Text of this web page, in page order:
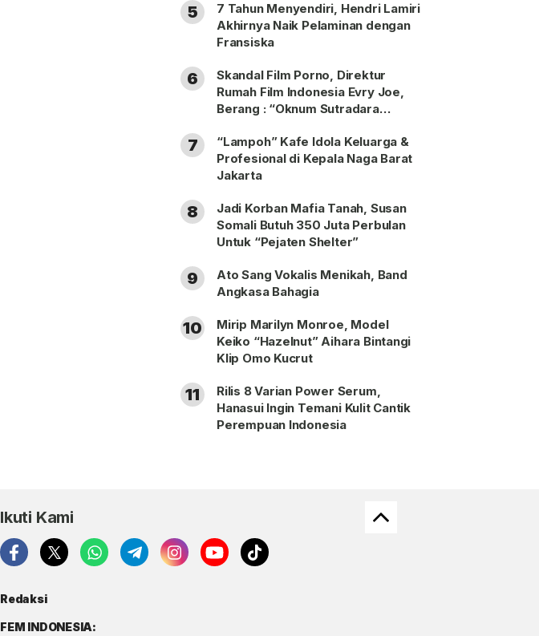
5
7 Tahun Menyendiri, Hendri Lamiri
Akhirnya Naik Pelaminan dengan
Fransiska
6
Skandal Film Porno, Direktur
Rumah Film Indonesia Evry Joe,
Berang : “Oknum Sutradara
7
“Lampoh” Kafe Idola Keluarga &
Profesional di Kepala Naga Barat
Jakarta
8
Jadi Korban Mafia Tanah, Susan
Somali Butuh 350 Juta Perbulan
Untuk “Pejaten Shelter”
9
Ato Sang Vokalis Menikah, Band
Angkasa Bahagia
10
Mirip Marilyn Monroe, Model
Keiko “Hazelnut” Aihara Bintangi
Klip Omo Kucrut
11
Rilis 8 Varian Power Serum,
Hanasui Ingin Temani Kulit Cantik
Perempuan Indonesia
Ikuti Kami
Redaksi
FEM INDONESIA: